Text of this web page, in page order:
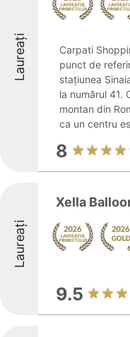
Laureați
Carpati
punct de
stațiunea
la numărul 41.
montan din
ca un centru
8
Laureați
Xella
9.5